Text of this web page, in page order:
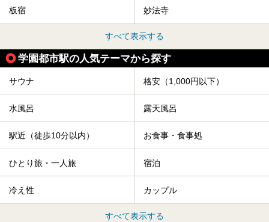
板宿 妙法寺
すべて表示する
学園都市駅の人気テーマから探す
サウナ 格安（1,000円以下）
水風呂 露天風呂
駅近（徒歩10分以内） お食事・食事処
ひとり旅・一人旅 宿泊
冷え性 カップル
すべて表示する